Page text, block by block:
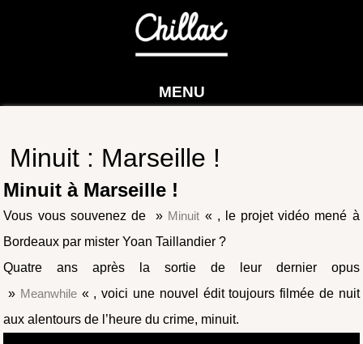
MENU
Minuit : Marseille !
Minuit à Marseille !
Vous vous souvenez de » Minuit « , le projet vidéo mené à
Bordeaux par mister Yoan Taillandier ?
Quatre ans après la sortie de leur dernier opus
» Meanwhile« , voici une nouvel édit toujours filmée de nuit
aux alentours de l’heure du crime, minuit.